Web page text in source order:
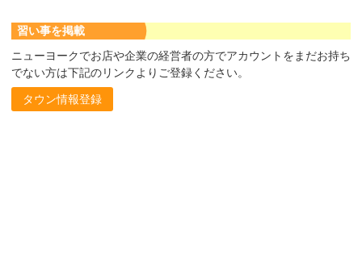
習い事を掲載
ニューヨークでお店や企業の経営者の方でアカウントをまだお持ち
でない方は下記のリンクよりご登録ください。
タウン情報登録